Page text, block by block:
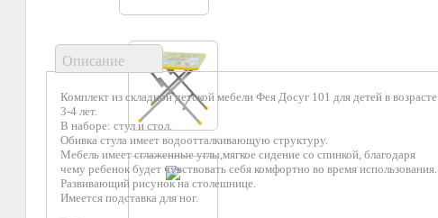
Описание
Комплект из складной детской мебели Фея Досуг 101 для детей в возрасте
3-4 лет.
В наборе: стул и стол.
Обивка стула имеет водоотталкивающую структуру.
Мебель имеет сглаженные углы,мягкое сидение со спинкой, благодаря
чему ребенок будет чувствовать себя комфортно во время использования.
Развивающий рисунок на столешнице.
Имеется подставка для ног.